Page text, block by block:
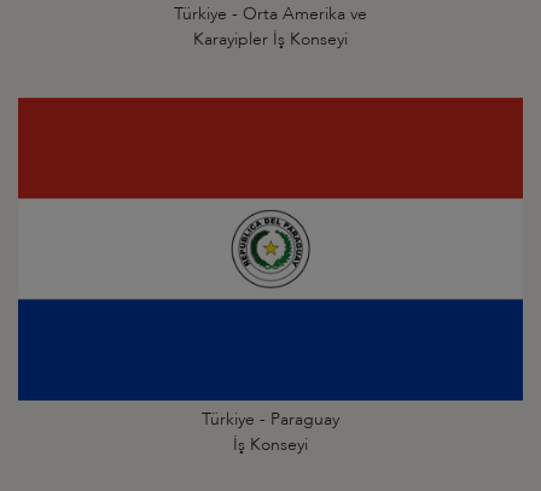
Türkiye - Orta Amerika ve
Karayipler İş Konseyi
Türkiye - Paraguay
İş Konseyi